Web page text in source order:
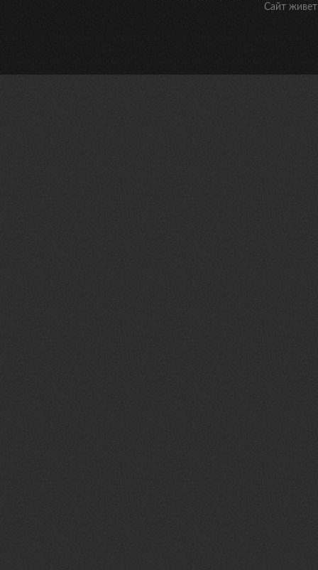
Сайт живет